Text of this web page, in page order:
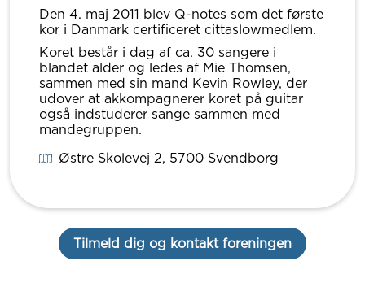
Den 4. maj 2011 blev Q-notes som det første
kor i Danmark certificeret cittaslowmedlem.
Koret består i dag af ca. 30 sangere i
blandet alder og ledes af Mie Thomsen,
sammen med sin mand Kevin Rowley, der
udover at akkompagnerer koret på guitar
også indstuderer sange sammen med
mandegruppen.
Østre Skolevej 2, 5700Svendborg
Tilmeld dig og kontakt foreningen